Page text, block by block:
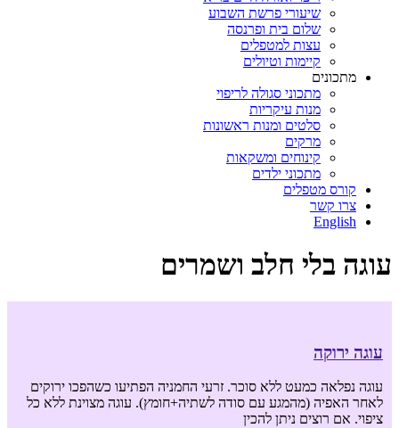
שיעורי פרשת השבוע
שלום בית ופרנסה
עצות למטפלים
קיימות וטיולים
מתכונים
מתכוני סגולה לריפוי
מנות עיקריות
סלטים ומנות ראשונות
מרקים
קינוחים ומשקאות
מתכוני ילדים
קורס מטפלים
צרו קשר
English
עוגה בלי חלב ושמרים
עוגה ירוקה
עוגה נפלאה כמעט ללא סוכר. זרעי החמניה הפתיעו כשהפכו ירוקים
לאחר האפיה (מהמגע עם סודה לשתיה+חומץ). עוגה מצוינת ללא כל
ציפוי. אם רוצים ניתן להכין